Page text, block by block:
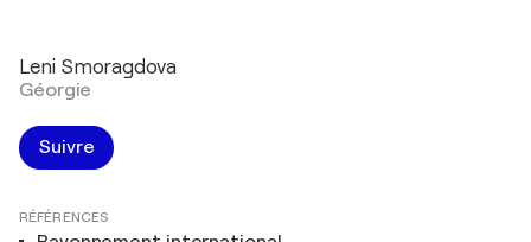
Leni Smoragdova
Géorgie
Suivre
RÉFÉRENCES